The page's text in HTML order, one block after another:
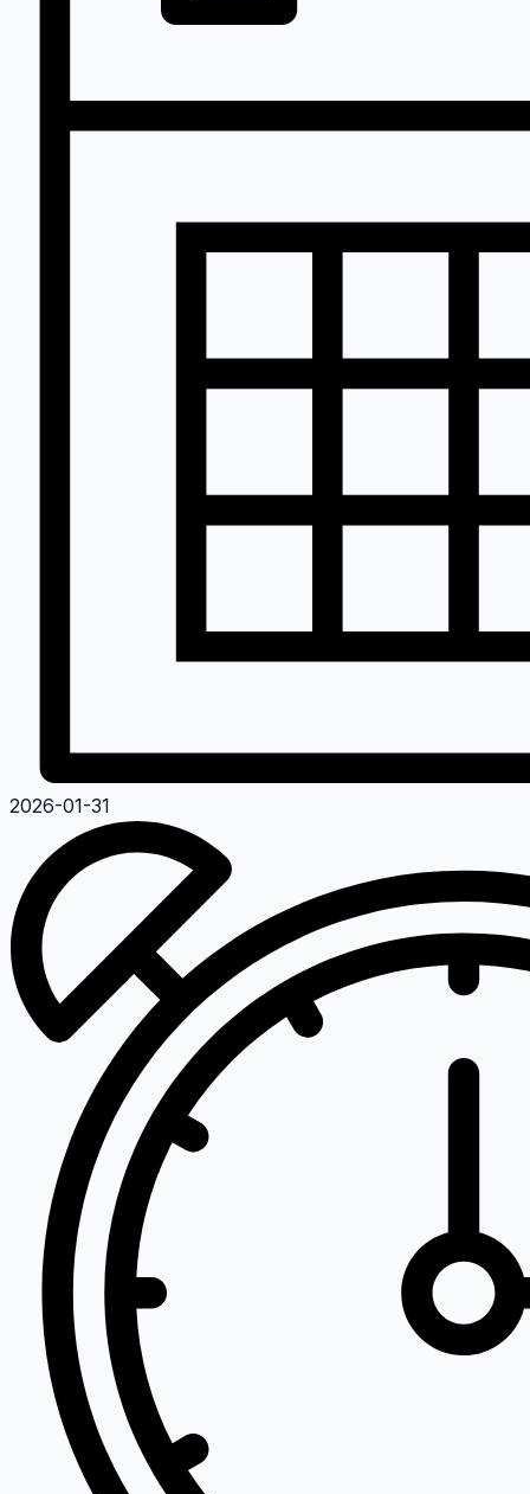
2026-01-31